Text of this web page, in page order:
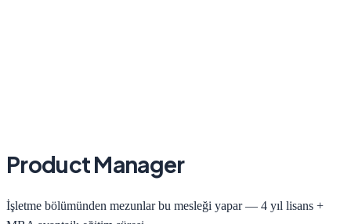
Product Manager
İşletme bölümünden mezunlar bu mesleği yapar — 4 yıl lisans +